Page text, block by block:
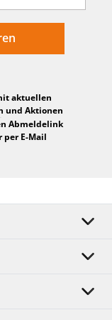
aktuellen
und Aktionen
Abmeldelink
per E-Mail